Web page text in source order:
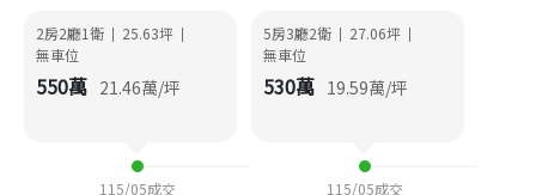
2房2廳1衛 | 25.63坪 |
無車位
550萬 21.46萬/坪
115/05成交
5房3廳2衛 | 27.06坪 |
無車位
530萬 19.59萬/坪
115/05成交